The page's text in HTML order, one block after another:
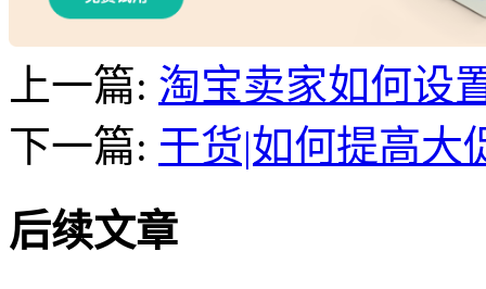
上一篇: 淘宝卖家如何设
下一篇: 干货|如何提高大
后续文章